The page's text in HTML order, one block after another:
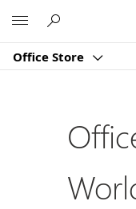
Office Store